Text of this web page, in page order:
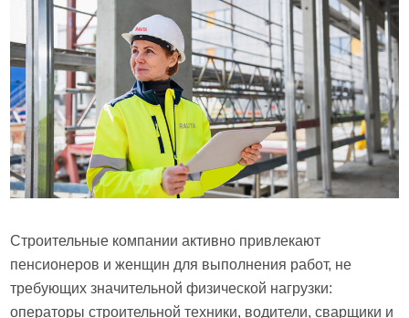
Строительные компании активно привлекают
пенсионеров и женщин для выполнения работ, не
требующих значительной физической нагрузки:
операторы строительной техники, водители, сварщики и